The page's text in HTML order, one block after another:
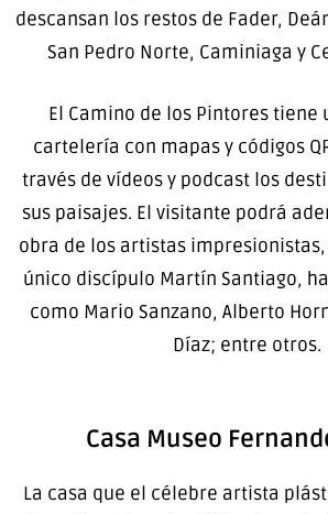
descansan los restos de Fader,
San Pedro Norte, Caminiaga y
El Camino de los Pintores tiene
cartelería con mapas y códigos
través de vídeos y podcast los
sus paisajes. El visitante podrá
obra de los artistas impresionistas,
único discípulo Martín Santiago,
como Mario Sanzano, Alberto
Díaz; entre otros.
Casa Museo
La casa que el célebre artista